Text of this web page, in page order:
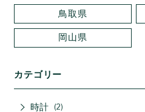
鳥取県
岡山県
カテゴリー
時計 2